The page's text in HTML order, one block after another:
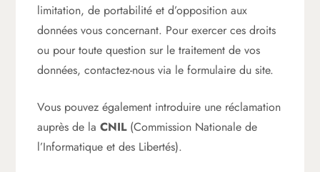
limitation, de portabilité et d’opposition aux
données vous concernant. Pour exercer ces droits
ou pour toute question sur le traitement de vos
données, contactez-nous via le formulaire du site.
Vous pouvez également introduire une réclamation
auprès de laCNIL(Commission Nationale de
l’Informatique et des Libertés).